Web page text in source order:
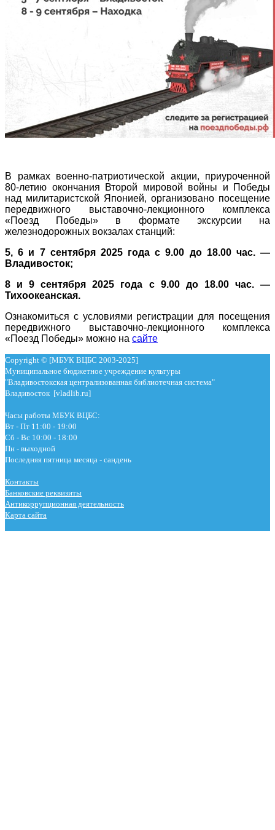
В рамках военно-патриотической акции, приуроченной
80-летию окончания Второй мировой войны и Победы
над милитаристской Японией, организовано посещение
передвижного выставочно-лекционного комплекса
«Поезд Победы» в формате экскурсии на
железнодорожных вокзалах станций:
5, 6 и 7 сентября 2025 года с 9.00 до 18.00 час. —
Владивосток;
8 и 9 сентября 2025 года с 9.00 до 18.00 час. —
Тихоокеанская.
Ознакомиться с условиями регистрации для посещения
передвижного выставочно-лекционного комплекса
«Поезд Победы» можно на сайте
Copyright © [МБУК ВЦБС 2003-2025]
Муниципальное бюджетное учреждение культуры
"Владивостокская централизованная библиотечная система"
Владивосток [vladlib.ru]
Часы работы МБУК ВЦБС:
Вт - Пт 11:00 - 19:00
Сб - Вс 10:00 - 18:00
Пн - выходной
Последняя пятница месяца - сандень
Контакты
Банковские реквизиты
Антикоррупционная деятельность
Карта сайта